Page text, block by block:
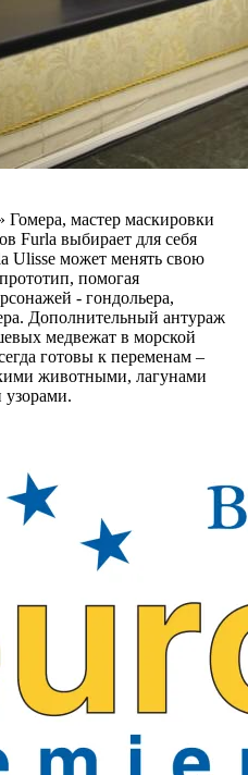
мастер маскировки
Furla выбирает для себя
Ulisse может менять свою
помогая
- гондольера,
Дополнительный антураж
медвежат в морской
готовы к переменам –
животными, лагунами